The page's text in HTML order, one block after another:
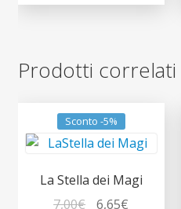
Prodotti correlati
Sconto -5%
La Stella dei Magi
7,00€ 6,65€